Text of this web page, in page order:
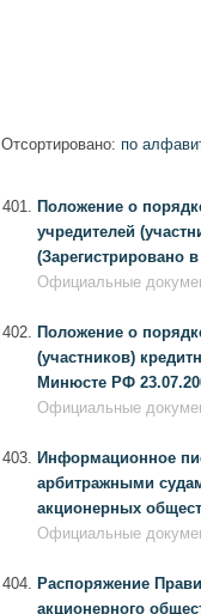
Отсортировано: по
Положение о
учредителей
(Зарегистрировано
Официальные
Положение о
(участников)
Минюсте РФ
Официальные
Информационное
арбитражными
акционерных
Официальные
Распоряжение
акционерного